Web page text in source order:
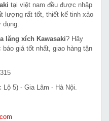
tại việt nam đều được nhập
lượng rất tốt, thiết kế tinh xảo
lăng xích Kawasaki? Hãy
giá tốt nhất, giao hàng tận
5) - Gia Lâm - Hà Nội.